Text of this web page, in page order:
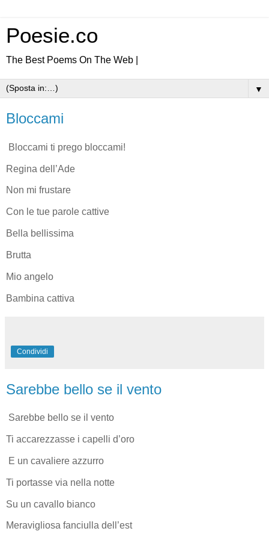
Poesie.co
The Best Poems On The Web |
▼
Bloccami
Bloccami ti prego bloccami!
Regina dell’Ade
Non mi frustare
Con le tue parole cattive
Bella bellissima
Brutta
Mio angelo
Bambina cattiva
Condividi
Sarebbe bello se il vento
Sarebbe bello se il vento
Ti accarezzasse i capelli d’oro
E un cavaliere azzurro
Ti portasse via nella notte
Su un cavallo bianco
Meravigliosa fanciulla dell’est